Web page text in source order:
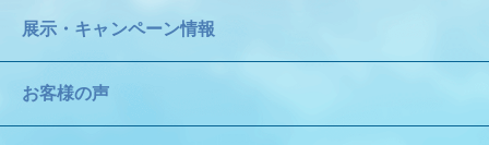
展示・キャンペーン情報
お客様の声